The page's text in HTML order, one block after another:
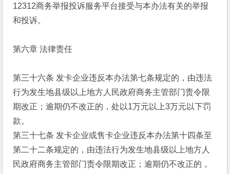
12312商务举报投诉服务平台接受与本办法有关的举报
和投诉。
第六章 法律责任
第三十六条 发卡企业违反本办法第七条规定的，由违法
行为发生地县级以上地方人民政府商务主管部门责令限
期改正；逾期仍不改正的，处以1万元以上3万元以下罚
款。
第三十七条 发卡企业或售卡企业违反本办法第十四条至
第二十二条规定的，由违法行为发生地县级以上地方人
民政府商务主管部门责令限期改正；逾期仍不改正的，